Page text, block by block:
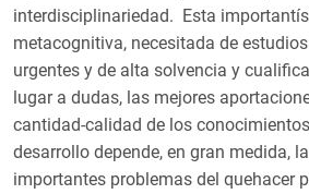
interdisciplinariedad. Esta
metacognitiva, necesitada de
urgentes y de alta solvencia y
lugar a dudas, las mejores
cantidad-calidad de los
desarrollo depende, en gran medida,
importantes problemas del quehacer